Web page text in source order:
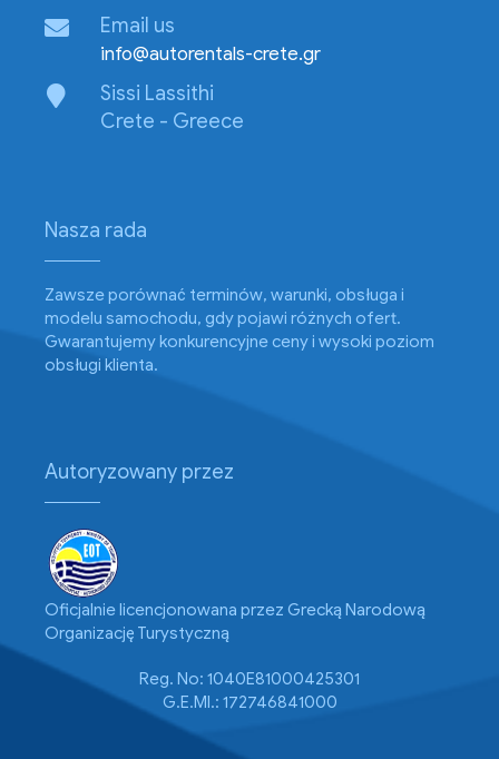
Email us
info@autorentals-crete.gr
Sissi Lassithi
Crete - Greece
Nasza rada
Zawsze porównać terminów, warunki, obsługa i
modelu samochodu, gdy pojawi różnych ofert.
Gwarantujemy konkurencyjne ceny i wysoki poziom
obsługi klienta.
Autoryzowany przez
Oficjalnie licencjonowana przez Grecką Narodową
Organizację Turystyczną
Reg. No: 1040E81000425301
G.E.MI.: 172746841000